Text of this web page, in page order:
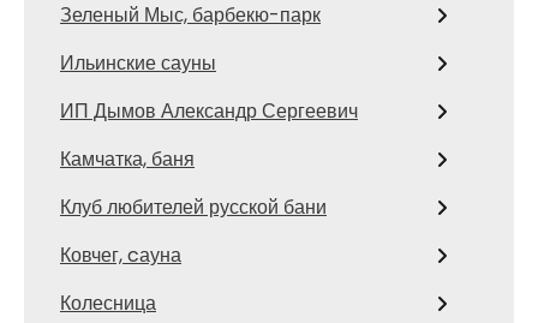
Зеленый Мыс, барбекю-парк
Ильинские сауны
ИП Дымов Александр Сергеевич
Камчатка, баня
Клуб любителей русской бани
Ковчег, cауна
Колесница